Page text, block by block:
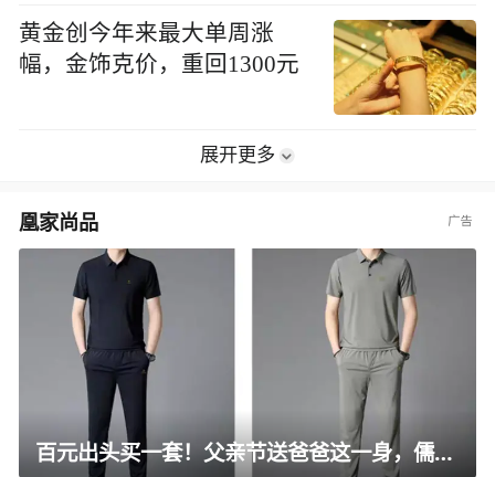
黄金创今年来最大单周涨
幅，金饰克价，重回1300元
展开更多
凰家尚品
百元出头买一套！父亲节送爸爸这一身，儒雅有型还凉爽